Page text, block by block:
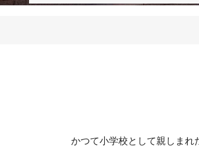
かつて小学校として親しまれ